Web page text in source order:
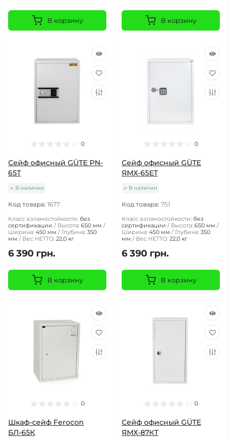
В корзину В корзину
0
Сейф офисный GÜTE PN-
65Т
В наличии
Код товара: 1677
Класс взламостойкости: без
сертификации
Высота: 650 мм
Ширина: 450 мм Глубина: 350
мм
Вес НЕТТО: 22,0 кг
6 390 грн.
В корзину
0
Сейф офисный GÜTE
ЯМХ-65ЕТ
В наличии
Код товара: 751
Класс взламостойкости: без
сертификации
Высота: 650 мм
Ширина: 450 мм Глубина: 350
мм
Вес НЕТТО: 22,0 кг
6 390 грн.
В корзину
0
Шкаф-сейф Ferocon
БЛ-65К
0
Сейф офисный GÜTE
ЯМХ-87КТ